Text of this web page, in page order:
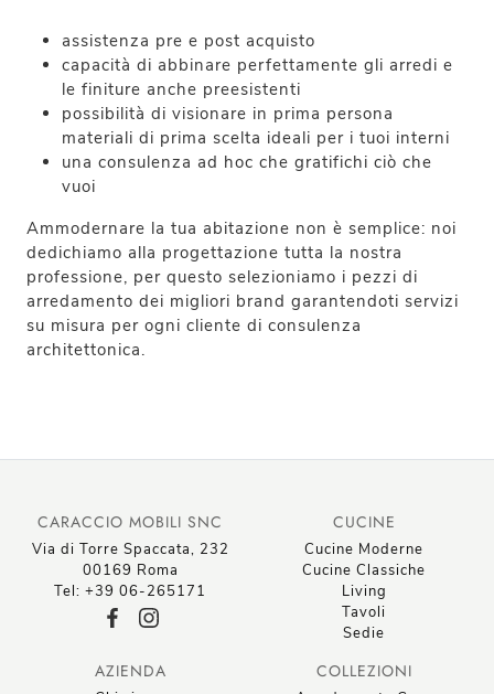
assistenza pre e post acquisto
capacità di abbinare perfettamente gli arredi e
le finiture anche preesistenti
possibilità di visionare in prima persona
materiali di prima scelta ideali per i tuoi interni
una consulenza ad hoc che gratifichi ciò che
vuoi
Ammodernare la tua abitazione non è semplice: noi
dedichiamo alla progettazione tutta la nostra
professione, per questo selezioniamo i pezzi di
arredamento dei migliori brand garantendoti servizi
su misura per ogni cliente di consulenza
architettonica.
CARACCIO MOBILI SNC
Via di Torre Spaccata, 232
00169 Roma
Tel: +39 06-265171
CUCINE
Cucine Moderne
Cucine Classiche
Living
Tavoli
Sedie
AZIENDA COLLEZIONI